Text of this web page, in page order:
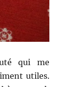
qui me
utiles.